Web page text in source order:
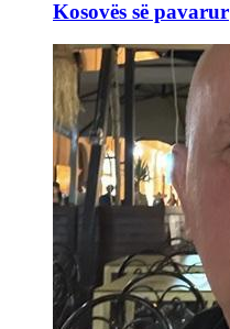
Kosovës së pavarur